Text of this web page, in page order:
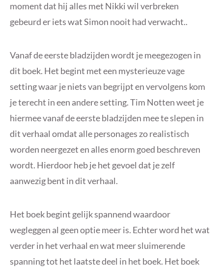
moment dat hij alles met Nikki wil verbreken
gebeurd er iets wat Simon nooit had verwacht..
Vanaf de eerste bladzijden wordt je meegezogen in
dit boek. Het begint met een mysterieuze vage
setting waar je niets van begrijpt en vervolgens kom
je terecht in een andere setting. Tim Notten weet je
hiermee vanaf de eerste bladzijden mee te slepen in
dit verhaal omdat alle personages zo realistisch
worden neergezet en alles enorm goed beschreven
wordt. Hierdoor heb je het gevoel dat je zelf
aanwezig bent in dit verhaal.
Het boek begint gelijk spannend waardoor
wegleggen al geen optie meer is. Echter word het wat
verder in het verhaal en wat meer sluimerende
spanning tot het laatste deel in het boek. Het boek